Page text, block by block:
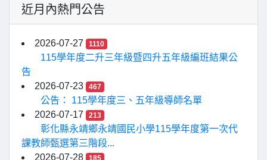
近月內熱門公告
2026-07-27 1110
115學年度二升三年級暨四升五年級編班結果公
告
2026-07-23
467
公告： 115學年度三、五年級導師名單
2026-07-17
213
彰化縣永靖鄉永靖國民小學115學年度第一次代
課教師甄選第三階段...
2026-07-28
185